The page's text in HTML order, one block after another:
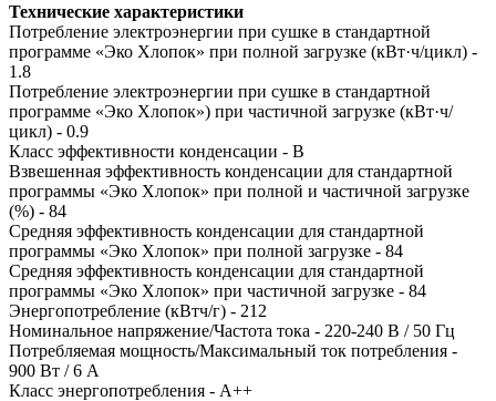
Технические характеристики
Потребление электроэнергии при сушке в стандартной
программе «Эко Хлопок» при полной загрузке (кВт·ч/цикл) -
1.8
Потребление электроэнергии при сушке в стандартной
программе «Эко Хлопок») при частичной загрузке (кВт·ч/
цикл) - 0.9
Класс эффективности конденсации - B
Взвешенная эффективность конденсации для стандартной
программы «Эко Хлопок» при полной и частичной загрузке
(%) - 84
Средняя эффективность конденсации для стандартной
программы «Эко Хлопок» при полной загрузке - 84
Средняя эффективность конденсации для стандартной
программы «Эко Хлопок» при частичной загрузке - 84
Энергопотребление (кВтч/г) - 212
Номинальное напряжение/Частота тока - 220-240 В / 50 Гц
Потребляемая мощность/Максимальный ток потребления -
900 Вт / 6 А
Класс энергопотребления - A++